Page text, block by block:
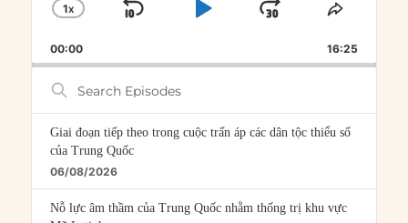
CHANGE
RATE
1X
SKIP
PLAYJUMP
FORWARD
SHARE
00:00 16:25
Search
Episodes
Giai đoạn tiếp theo trong cuộc trấn áp các dân tộc thiểu số
của Trung Quốc
06/08/2026
Nỗ lực âm thầm của Trung Quốc nhằm thống trị khu vực